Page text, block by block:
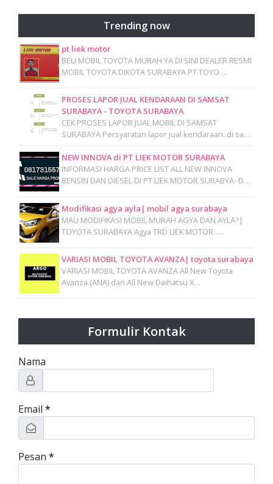
Trending now
pt liek motor
BELI MOBIL TOYOTA MURAH YA DI SINI DEALER RESMI
MOBIL TOYOTA DIKOTA SURABAYA PT TOYO…
PROSES LAPOR JUAL KENDARAAN DI SAMSAT
SURABAYA - TOYOTA SURABAYA
CEK PROSES LAPOR JUAL MOBIL DI SAMSAT
SURABAYA Persyaratan lapor jual kendaraan..di sa…
NEW INNOVA di PT LIEK MOTOR SURABAYA
INFORMASI HARGA PRICE LIST ALL NEW INNOVA
BENSIN DAN DIESEL DI PT LIEK MOTOR SURABYA- D…
Modifikasi agya ayla| mobil agya surabaya
MAU MODIFIKASI MOBIL MURAH AGYA DAN AYLA?|
TOYOTA SURABAYA Agya TRD LIEK MOTOR …
VARIASI MOBIL TOYOTA AVANZA| toyota surabaya
VARIASI MOBIL TOYOTA AVANZA All New Toyota
Avanza (ANA) dan All New Daihatsu X…
Formulir Kontak
Nama
Email *
Pesan *